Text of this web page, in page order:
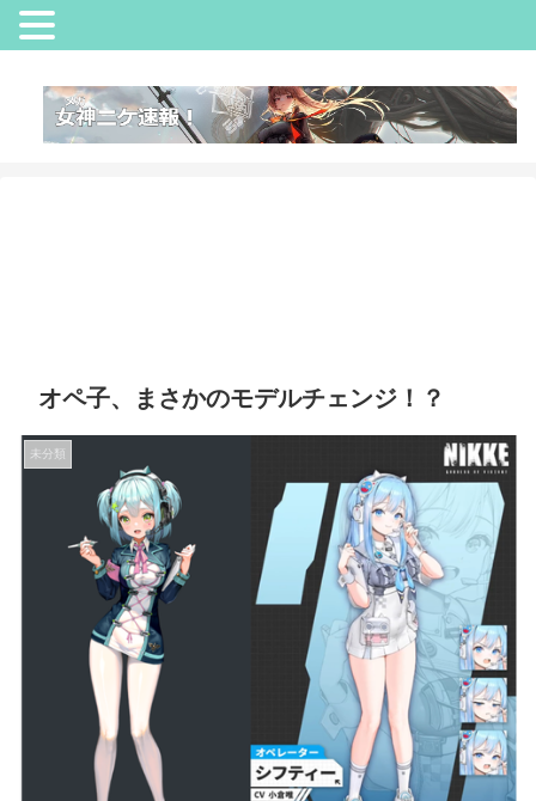
オペ子、まさかのモデルチェンジ！？
未分類